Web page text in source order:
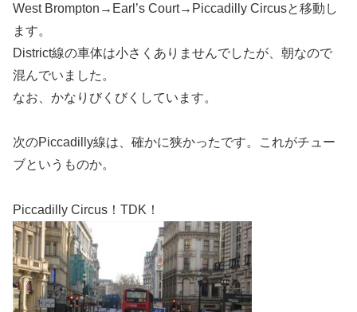
West Brompton→Earl’s Court→Piccadilly Circusと移動し
ます。
District線の車体は小さくありませんでしたが、朝なので
混んでいました。
なお、かなりびくびくしています。
次のPiccadilly線は、確かに狭かったです。これがチュー
ブというものか。
Piccadilly Circus！TDK！